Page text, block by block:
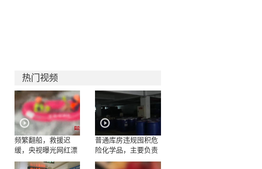
热门视频
频繁翻船，救援迟
缓，央视曝光网红漂
流乱象
普通库房违规囤积危
险化学品，主要负责
人一问三不知